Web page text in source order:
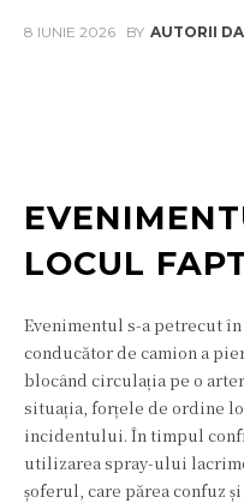
8 IUNIE 2026 BY AUTORII
LOCUL
Evenimentul s-a petrecut
conducător de camion a
blocând circulația pe o
situația, forțele de ordine
incidentului. În timpul
utilizarea spray-ului
șoferul, care părea confuz